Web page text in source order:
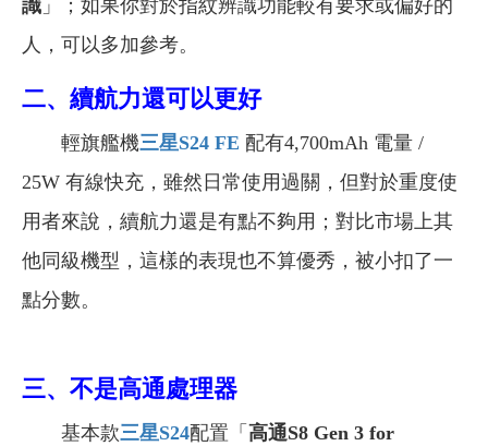
識 」；如果你對於指紋辨識功能較有要求或偏好的
人，可以多加參考。
二、續航力還可以更好
輕旗艦機三星S24 FE 配有4,700mAh 電量 /
25W 有線快充，雖然日常使用過關，但對於重度使
用者來說，續航力還是有點不夠用；對比市場上其
他同級機型，這樣的表現也不算優秀，被小扣了一
點分數。
三、不是高通處理器
基本款三星S24配置「 高通S8 Gen 3 for